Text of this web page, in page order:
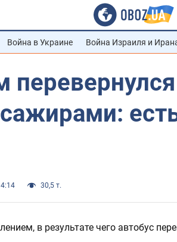
Война в Украине Война Израиля и
перевернулся
30,5 т.
в результате чего автобус